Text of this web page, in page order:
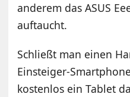
anderem das ASUS
auftaucht.
Schließt man einen
Einsteiger-
kostenlos ein Tablet